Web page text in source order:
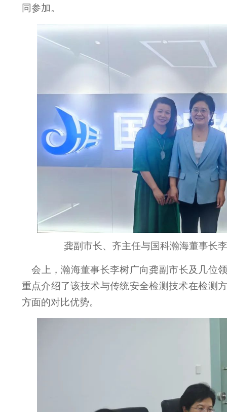
同参加。
龚副市长、齐主任与国科瀚海董事长
会上，瀚海董事长李树广向龚副市长及几位
重点介绍了该技术与传统安全检测技术在检测
方面的对比优势。